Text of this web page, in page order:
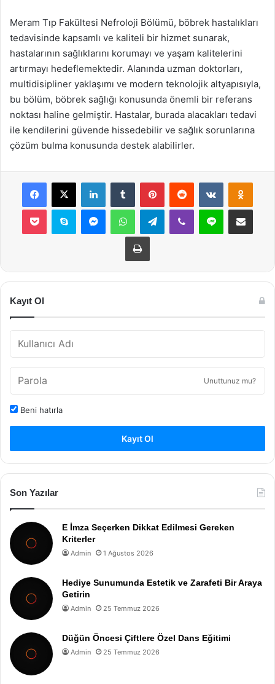
Meram Tıp Fakültesi Nefroloji Bölümü, böbrek hastalıkları
tedavisinde kapsamlı ve kaliteli bir hizmet sunarak,
hastalarının sağlıklarını korumayı ve yaşam kalitelerini
artırmayı hedeflemektedir. Alanında uzman doktorları,
multidisipliner yaklaşımı ve modern teknolojik altyapısıyla,
bu bölüm, böbrek sağlığı konusunda önemli bir referans
noktası haline gelmiştir. Hastalar, burada alacakları tedavi
ile kendilerini güvende hissedebilir ve sağlık sorunlarına
çözüm bulma konusunda destek alabilirler.
Facebook
X LinkedInTumblr PinterestReddit VKontakte
Pocket Skype MessengerWhatsAppTelegramViber Line E-Posta ile
Yazdır
Kayıt Ol
Unuttunuz mu?
Beni hatırla
Kayıt Ol
Son Yazılar
E İmza Seçerken Dikkat Edilmesi Gereken
Kriterler
Admin 1 Ağustos 2026
Hediye Sunumunda Estetik ve Zarafeti Bir Araya
Getirin
Admin 25 Temmuz 2026
Düğün Öncesi Çiftlere Özel Dans Eğitimi
Admin 25 Temmuz 2026